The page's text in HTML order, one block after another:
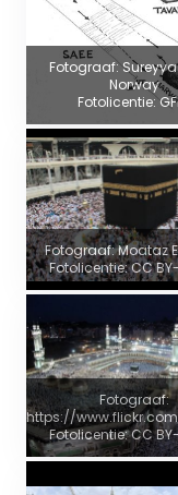
Fotograaf:
Norway
Fotolicentie:
Fotograaf: Moataz
Fotolicentie: CC
Fotograaf:
https://
Fotolicentie: CC